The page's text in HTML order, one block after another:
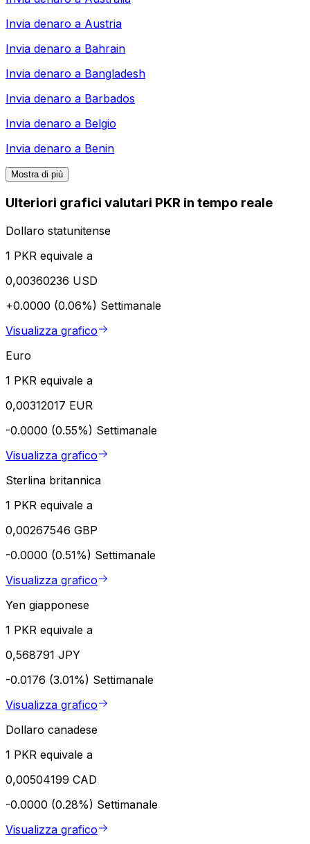
Invia denaro a Austria
Invia denaro a Bahrain
Invia denaro a Bangladesh
Invia denaro a Barbados
Invia denaro a Belgio
Invia denaro a Benin
Mostra di più
Ulteriori grafici valutari PKR in tempo reale
Dollaro statunitense
1 PKR equivale a
0,00360236 USD
+0.0000 (0.06%) Settimanale
Visualizza grafico
Euro
1 PKR equivale a
0,00312017 EUR
-0.0000 (0.55%) Settimanale
Visualizza grafico
Sterlina britannica
1 PKR equivale a
0,00267546 GBP
-0.0000 (0.51%) Settimanale
Visualizza grafico
Yen giapponese
1 PKR equivale a
0,568791 JPY
-0.0176 (3.01%) Settimanale
Visualizza grafico
Dollaro canadese
1 PKR equivale a
0,00504199 CAD
-0.0000 (0.28%) Settimanale
Visualizza grafico